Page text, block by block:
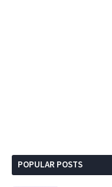
POPULAR POSTS